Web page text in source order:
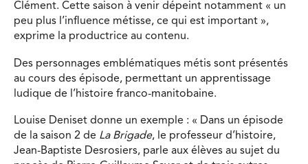
Clément. Cette saison à venir dépeint notamment « un
peu plus l’influence métisse, ce qui est important »,
exprime la productrice au contenu.
Des personnages emblématiques métis sont présentés
au cours des épisode, permettant un apprentissage
ludique de l’histoire franco-manitobaine.
Louise Deniset donne un exemple : « Dans un épisode
de la saison 2 de La Brigade, le professeur d’histoire,
Jean-Baptiste Desrosiers, parle aux élèves au sujet du